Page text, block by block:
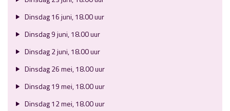
Dinsdag 16 juni, 18.00 uur
Dinsdag 9 juni, 18.00 uur
Dinsdag 2 juni, 18.00 uur
Dinsdag 26 mei, 18.00 uur
Dinsdag 19 mei, 18.00 uur
Dinsdag 12 mei, 18.00 uur